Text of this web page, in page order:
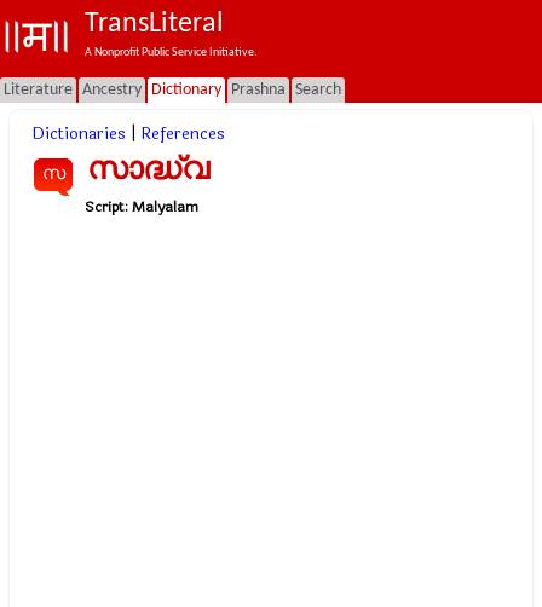
TransLiteral
A Nonprofit Public Service Initiative.
Literature Ancestry Dictionary Prashna Search
Dictionaries References
സ സാദ്ധ്വ
Script:Malyalam